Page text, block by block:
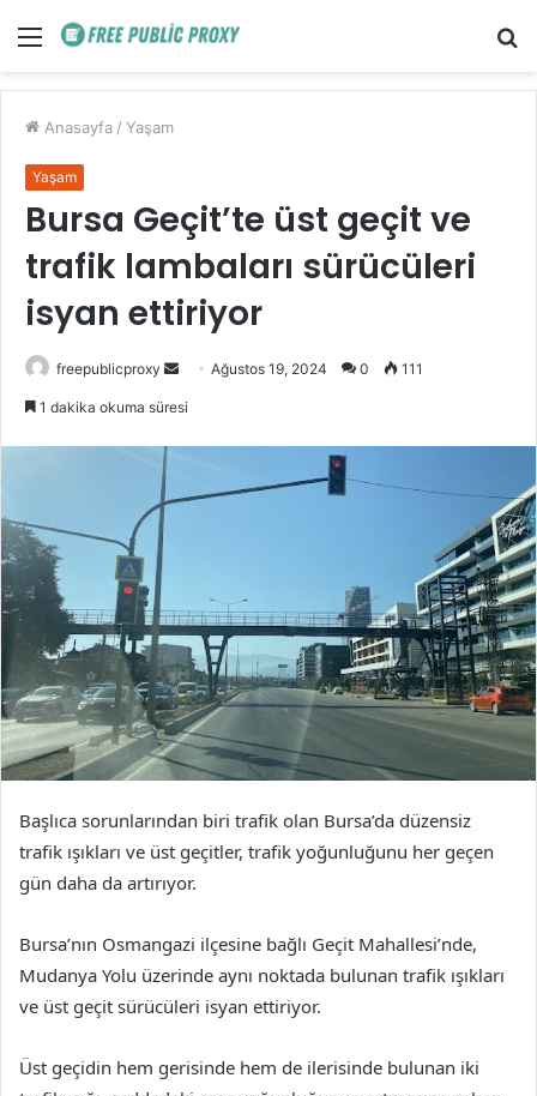
Menü
Anasayfa / Yaşam
Yaşam
Bursa Geçit’te üst geçit ve
trafik lambaları sürücüleri
isyan ettiriyor
freepublicproxy
Bir
Ağustos 19, 2024 0 111
1 dakika okuma süresi
Başlıca sorunlarından biri trafik olan Bursa’da düzensiz
trafik ışıkları ve üst geçitler, trafik yoğunluğunu her geçen
gün daha da artırıyor.
Bursa’nın Osmangazi ilçesine bağlı Geçit Mahallesi’nde,
Mudanya Yolu üzerinde aynı noktada bulunan trafik ışıkları
ve üst geçit sürücüleri isyan ettiriyor.
Üst geçidin hem gerisinde hem de ilerisinde bulunan iki